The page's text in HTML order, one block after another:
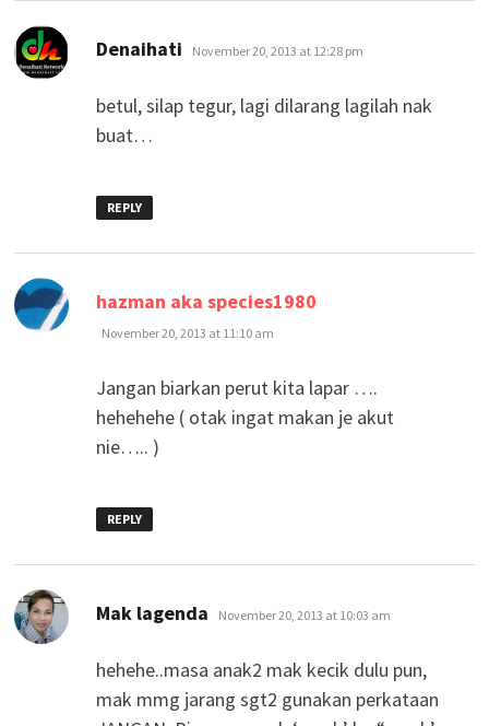
Denaihati says:
November 20, 2013 at 12:28 pm
betul, silap tegur, lagi dilarang lagilah nak
buat…
REPLY
hazman aka species1980
November 20, 2013 at 11:10 am
Jangan biarkan perut kita lapar ….
hehehehe ( otak ingat makan je akut
nie….. )
REPLY
Mak lagenda says:
November 20, 2013 at 10:03 am
hehehe..masa anak2 mak kecik dulu pun,
mak mmg jarang sgt2 gunakan perkataan